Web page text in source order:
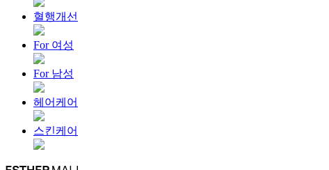
혈행개선
For 여성
For 남성
헤어케어
스킨케어